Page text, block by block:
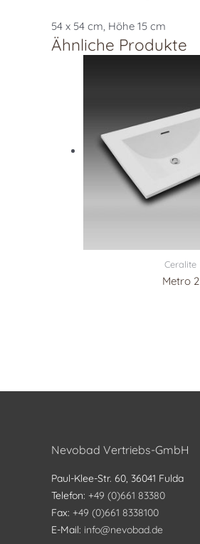
54 x 54 cm, Höhe 15 cm
Ähnliche Produkte
Ceralite
Metro 2
Nevobad Vertriebs-GmbH
Paul-Klee-Str. 60, 36041 Fulda
Telefon: +49 (0)661 83380
Fax: +49 (0)661 8338100
E-Mail: info@nevobad.de